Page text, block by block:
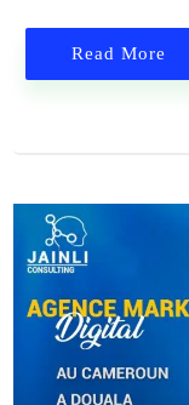
Read More